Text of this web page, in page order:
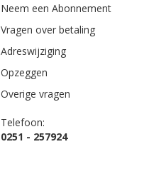
Neem een Abonnement
Vragen over betaling
Adreswijziging
Opzeggen
Overige vragen
Telefoon:
0251 - 257924